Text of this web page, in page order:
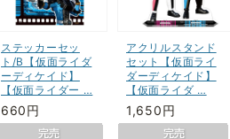
ステッカーセッ
ト/B【仮面ライダ
ーディケイド】
【仮面ライダー …
660円
アクリルスタンド
セット【仮面ライ
ダーディケイド】
【仮面ライダ …
1,650円